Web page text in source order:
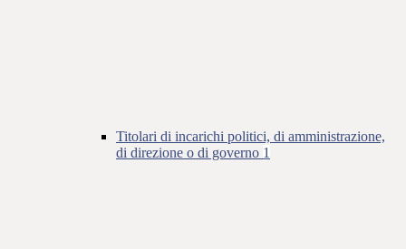
Titolari di incarichi politici, di amministrazione,
di direzione o di governo 1